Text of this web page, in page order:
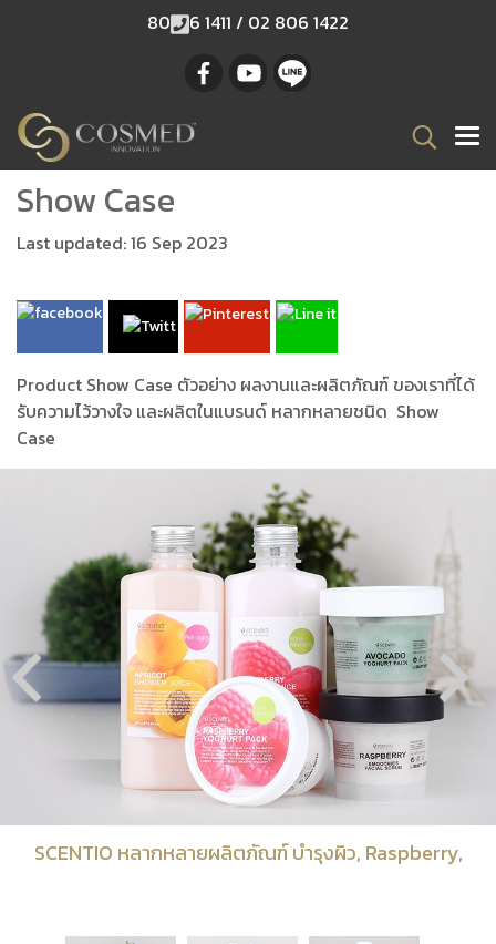
80 6 1411 / 02 806 1422
Show Case
Last updated: 16 Sep 2023
Product Show Case ตัวอย่าง ผลงานและผลิตภัณฑ์ ของเราที่ได้
รับความไว้วางใจ และผลิตในแบรนด์ หลากหลายชนิด Show
Case
SCENTIO หลากหลายผลิตภัณฑ์ บำรุงผิว, Raspberry,